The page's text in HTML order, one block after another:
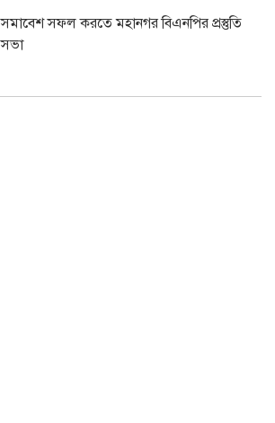
সমাবেশ সফল করতে মহানগর বিএনপির প্রস্তুতি
সভা